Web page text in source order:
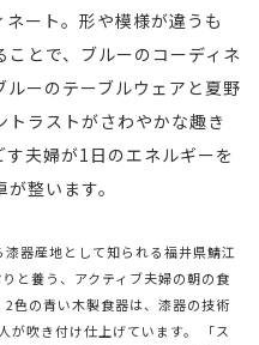
ート。形や模様が違うも
とで、ブルーのコーディネ
ーのテーブルウェアと夏野
ラストがさわやかな趣き
夫婦が1日のエネルギーを
整います。
器産地として知られる福井県鯖江
と養う、アクティブ夫婦の朝の食
色の青い木製食器は、漆器の技術
が吹き付け仕上げています。 「ス